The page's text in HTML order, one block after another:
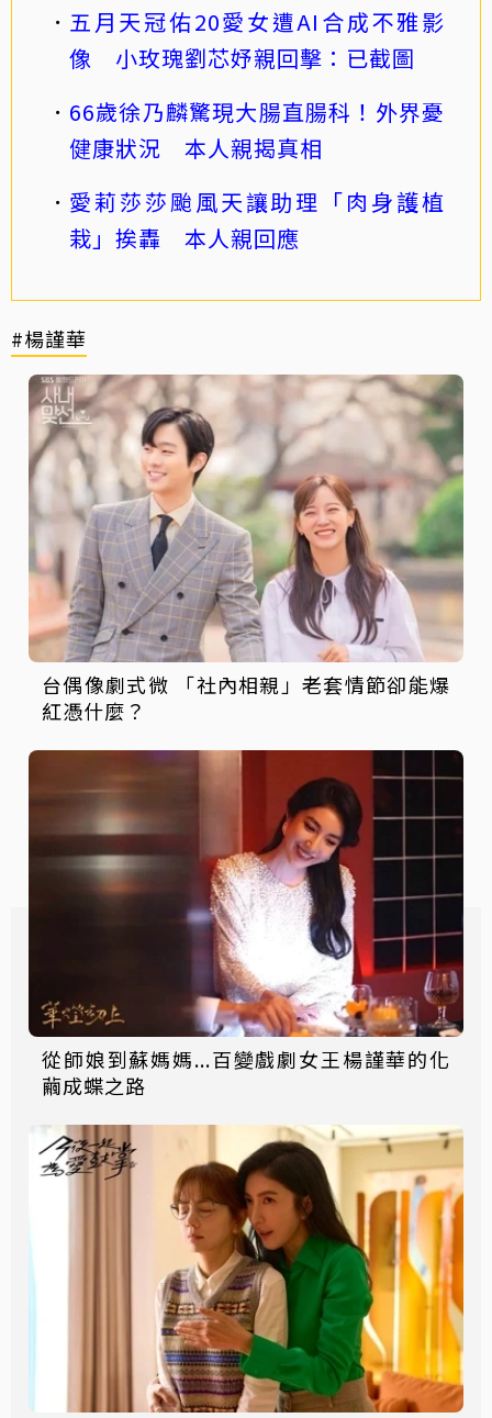
五月天冠佑20愛女遭AI合成不雅影
像 小玫瑰劉芯妤親回擊：已截圖
66歲徐乃麟驚現大腸直腸科！外界憂
健康狀況 本人親揭真相
愛莉莎莎颱風天讓助理「肉身護植
栽」挨轟 本人親回應
#楊謹華
台偶像劇式微 「社內相親」老套情節卻能爆
紅憑什麼？
從師娘到蘇媽媽...百變戲劇女王楊謹華的化
繭成蝶之路